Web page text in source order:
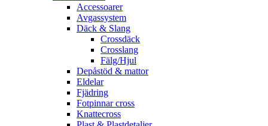
Accessoarer
Avgassystem
Däck & Slang
Crossdäck
Crosslang
Fälg/Hjul
Depåstöd & mattor
Eldelar
Fjädring
Fotpinnar cross
Knattecross